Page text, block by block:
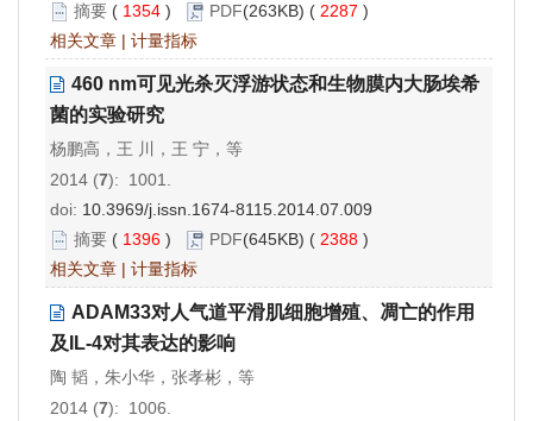
摘要 ( 1354 ) PDF(263KB) ( 2287 )
相关文章 | 计量指标
460 nm可见光杀灭浮游状态和生物膜内大肠埃希
菌的实验研究
杨鹏高，王 川，王 宁，等
2014 (7): 1001.
doi: 10.3969/j.issn.1674-8115.2014.07.009
摘要 ( 1396 ) PDF(645KB) ( 2388 )
相关文章 | 计量指标
ADAM33对人气道平滑肌细胞增殖、凋亡的作用
及IL-4对其表达的影响
陶 韬，朱小华，张孝彬，等
2014 (7): 1006.